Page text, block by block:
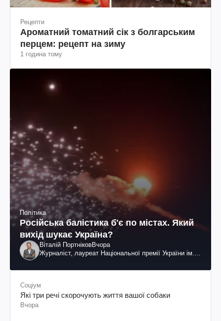
Рецепти
Ароматний томатний сік з болгарським
перцем: рецепт на зиму
1 година тому
Політика
Російська балістика б'є по містах. Який
вихід шукає Україна?
Віталій ПортніковВчора
Журналіст, лауреат Національної премії України ім.
Соціум
Які три речі скорочують життя вашої собаки
Вчора